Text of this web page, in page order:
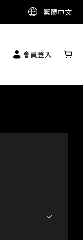
繁體中文
會員登入